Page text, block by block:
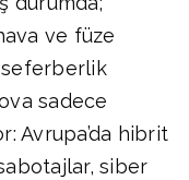
ve füze
sadece
Avrupa’da hibrit
siber